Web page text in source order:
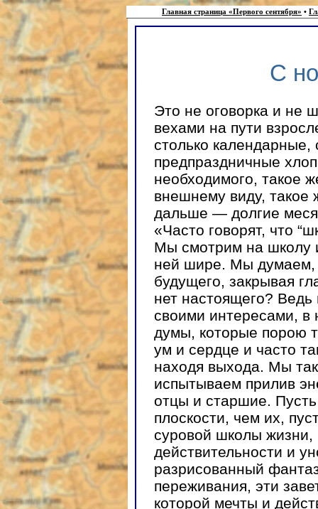
Главная страница «Первого сентября» •
С
Это не оговорка и не
вехами на пути
столько календарные,
предпраздничные
необходимого, такое
внешнему виду, такое
дальше — долгие
«Часто говорят, что
Мы смотрим на школу
ней шире. Мы думаем,
будущего, закрывая
нет настоящего?
своими интересами,
думы, которые порою
ум и сердце и часто
находя выхода. Мы
испытываем прилив
отцы и старшие.
плоскости, чем их,
суровой школы
действительности и
разрисованный
переживания, эти
которой мечты и